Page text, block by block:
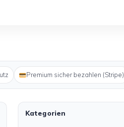
Premium sicher bezahlen (Stripe)
Kategorien